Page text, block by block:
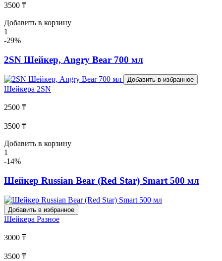
3500 ₸
Добавить в корзину
1
-29%
2SN Шейкер, Angry Bear 700 мл
Добавить в избранное
Шейкера 2SN
2500 ₸
3500 ₸
Добавить в корзину
1
-14%
Шейкер Russian Bear (Red Star) Smart 500 мл
Добавить в избранное
Шейкера Разное
3000 ₸
3500 ₸